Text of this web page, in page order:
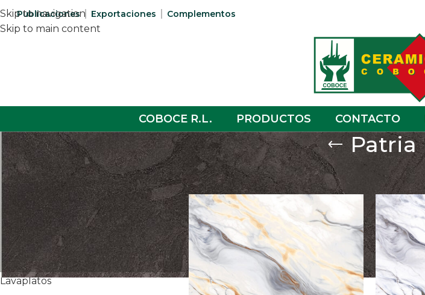
Skip to navigation
Skip to main content
Publicaciones Exportaciones Complementos
COBOCE R.L. PRODUCTOS CONTACTO
Patria
COLECCIONES
Patria
Cygnus
Porcelanato
Sanitarios
Complementos
Lavaplatos
Home Patria/ Page 3